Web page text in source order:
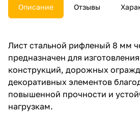
Описание Отзывы
Лист стальной рифленый 8 мм
предназначен для
конструкций, дорожных
декоративных элементов
повышенной прочности и
нагрузкам.